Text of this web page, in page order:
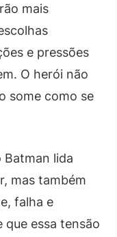
mais
e pressões
O herói não
some como se
Batman lida
mas também
falha e
que essa tensão